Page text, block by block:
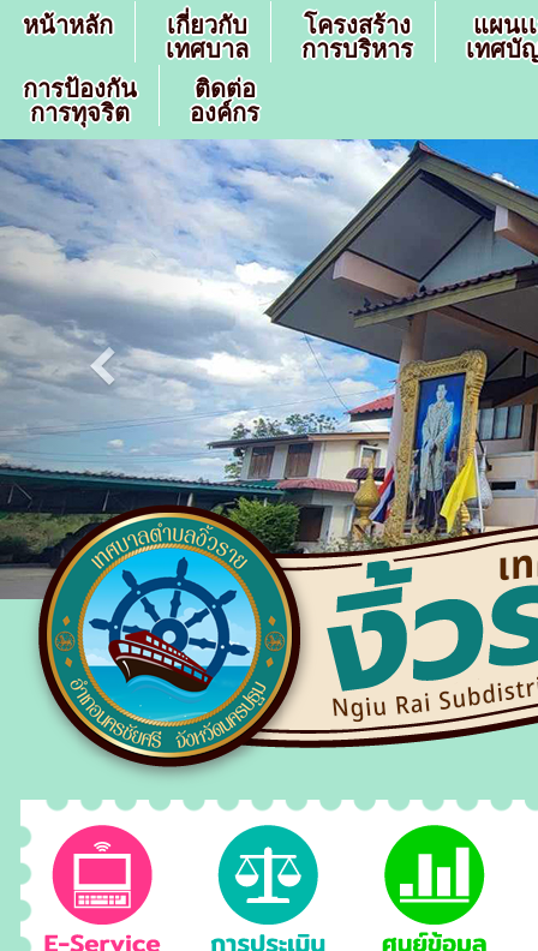
หน้าหลัก
เกี่ยวกับ
เทศบาล
โครงสร้าง
การบริหาร
แผนเ
เทศบั
การป้องกัน
การทุจริต
ติดต่อ
องค์กร